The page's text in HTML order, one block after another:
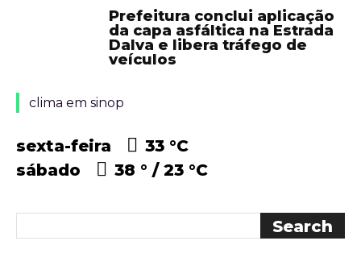
Prefeitura conclui aplicação
da capa asfáltica na Estrada
Dalva e libera tráfego de
veículos
clima em sinop
sexta-feira 33 °C
sábado
38 ° 23 °C